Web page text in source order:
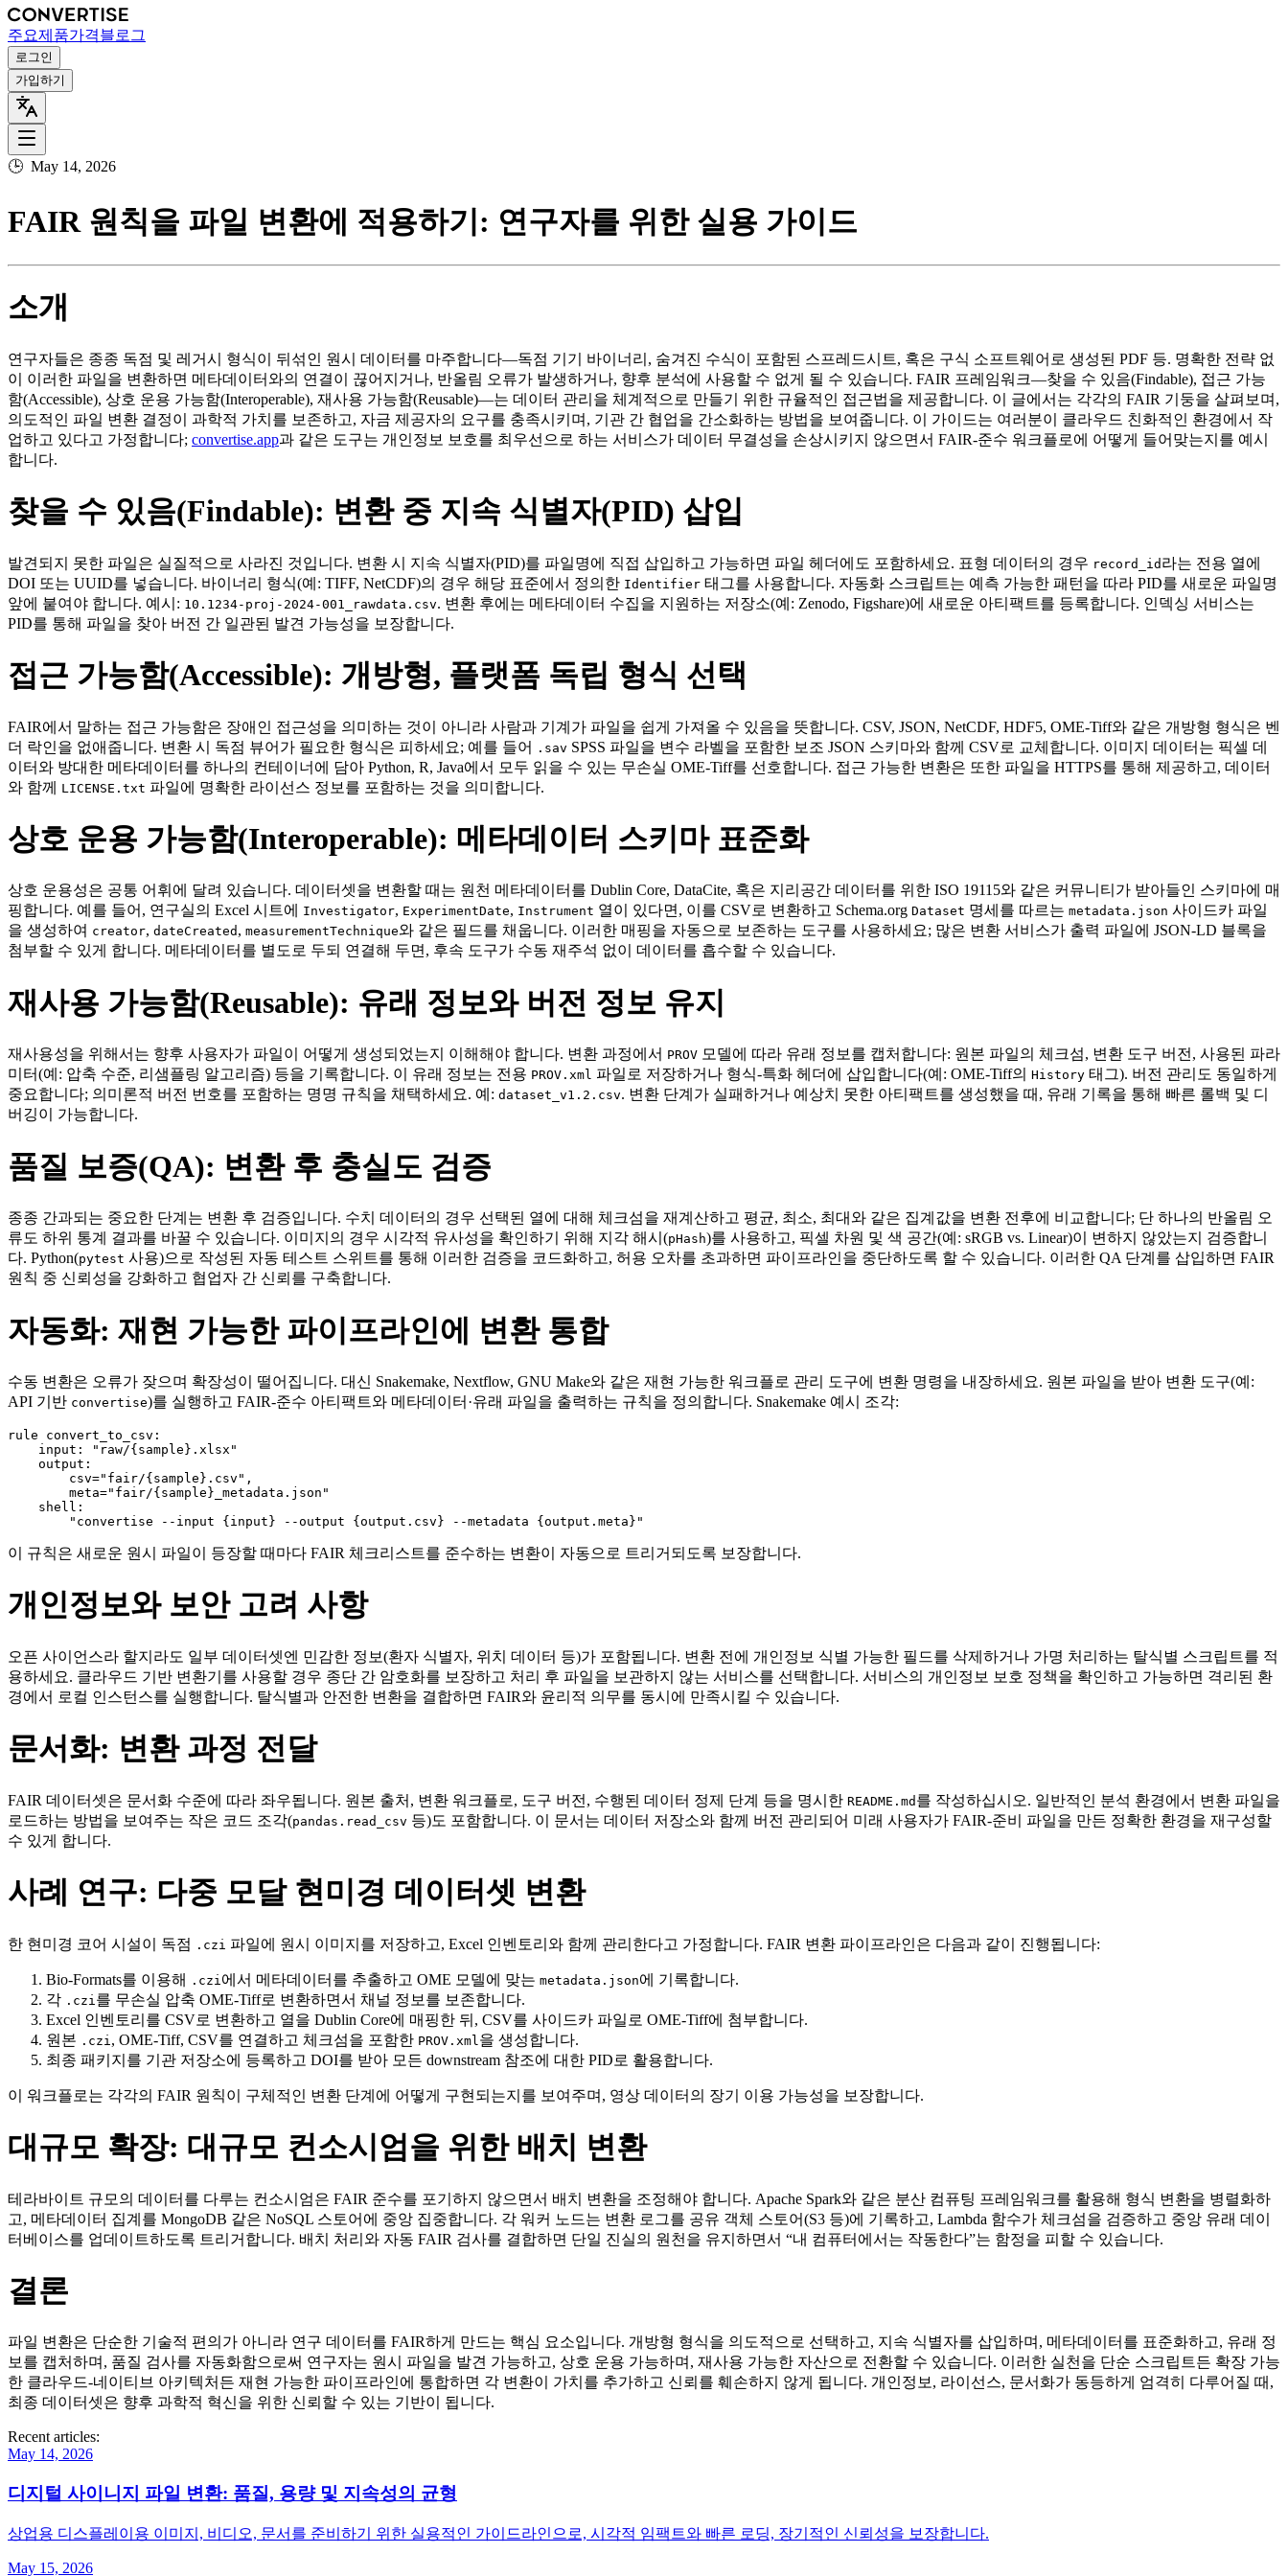
주요제품가격블로그
로그인
가입하기
🕒 May 14, 2026
FAIR 원칙을 파일 변환에 적용하기: 연구자를 위한 실용 가이드
소개
연구자들은 종종 독점 및 레거시 형식이 뒤섞인 원시 데이터를 마주합니다—독점 기기 바이너리, 숨겨진 수식이 포함된 스프레드시트, 혹은 구식 소프트웨어로 생성된 PDF 등. 명확한 전략 없
이 이러한 파일을 변환하면 메타데이터와의 연결이 끊어지거나, 반올림 오류가 발생하거나, 향후 분석에 사용할 수 없게 될 수 있습니다. FAIR 프레임워크—찾을 수 있음(Findable), 접근 가능
함(Accessible), 상호 운용 가능함(Interoperable), 재사용 가능함(Reusable)—는 데이터 관리을 체계적으로 만들기 위한 규율적인 접근법을 제공합니다. 이 글에서는 각각의 FAIR 기둥을 살펴보며,
의도적인 파일 변환 결정이 과학적 가치를 보존하고, 자금 제공자의 요구를 충족시키며, 기관 간 협업을 간소화하는 방법을 보여줍니다. 이 가이드는 여러분이 클라우드 친화적인 환경에서 작
업하고 있다고 가정합니다; convertise.app과 같은 도구는 개인정보 보호를 최우선으로 하는 서비스가 데이터 무결성을 손상시키지 않으면서 FAIR‑준수 워크플로에 어떻게 들어맞는지를 예시
합니다.
찾을 수 있음(Findable): 변환 중 지속 식별자(PID) 삽입
발견되지 못한 파일은 실질적으로 사라진 것입니다. 변환 시 지속 식별자(PID)를 파일명에 직접 삽입하고 가능하면 파일 헤더에도 포함하세요. 표형 데이터의 경우 record_id 라는 전용 열에
DOI 또는 UUID를 넣습니다. 바이너리 형식(예: TIFF, NetCDF)의 경우 해당 표준에서 정의한 Identifier 태그를 사용합니다. 자동화 스크립트는 예측 가능한 패턴을 따라 PID를 새로운 파일명
앞에 붙여야 합니다. 예시: 10.1234‑proj‑2024‑001_rawdata.csv. 변환 후에는 메타데이터 수집을 지원하는 저장소(예: Zenodo, Figshare)에 새로운 아티팩트를 등록합니다. 인덱싱 서비스는
PID를 통해 파일을 찾아 버전 간 일관된 발견 가능성을 보장합니다.
접근 가능함(Accessible): 개방형, 플랫폼 독립 형식 선택
FAIR에서 말하는 접근 가능함은 장애인 접근성을 의미하는 것이 아니라 사람과 기계가 파일을 쉽게 가져올 수 있음을 뜻합니다. CSV, JSON, NetCDF, HDF5, OME‑Tiff와 같은 개방형 형식은 벤
더 락인을 없애줍니다. 변환 시 독점 뷰어가 필요한 형식은 피하세요; 예를 들어
.sav SPSS 파일을 변수 라벨을 포함한 보조 JSON 스키마와 함께 CSV로 교체합니다. 이미지 데이터는 픽셀 데
이터와 방대한 메타데이터를 하나의 컨테이너에 담아 Python, R, Java에서 모두 읽을 수 있는 무손실 OME‑Tiff를 선호합니다. 접근 가능한 변환은 또한 파일을 HTTPS를 통해 제공하고, 데이터
와 함께
LICENSE.txt 파일에 명확한 라이선스 정보를 포함하는 것을 의미합니다.
상호 운용 가능함(Interoperable): 메타데이터 스키마 표준화
상호 운용성은 공통 어휘에 달려 있습니다. 데이터셋을 변환할 때는 원천 메타데이터를 Dublin Core, DataCite, 혹은 지리공간 데이터를 위한 ISO 19115와 같은 커뮤니티가 받아들인 스키마에 매
핑합니다. 예를 들어, 연구실의 Excel 시트에
Investigator, ExperimentDate, Instrument 열이 있다면, 이를 CSV로 변환하고 Schema.org Dataset 명세를 따르는 metadata.json 사이드카 파일
을 생성하여 creator, dateCreated , measurementTechnique와 같은 필드를 채웁니다. 이러한 매핑을 자동으로 보존하는 도구를 사용하세요; 많은 변환 서비스가 출력 파일에 JSON‑LD 블록을
첨부할 수 있게 합니다. 메타데이터를 별도로 두되 연결해 두면, 후속 도구가 수동 재주석 없이 데이터를 흡수할 수 있습니다.
재사용 가능함(Reusable): 유래 정보와 버전 정보 유지
재사용성을 위해서는 향후 사용자가 파일이 어떻게 생성되었는지 이해해야 합니다. 변환 과정에서 PROV 모델에 따라 유래 정보를 캡처합니다: 원본 파일의 체크섬, 변환 도구 버전, 사용된 파라
미터(예: 압축 수준, 리샘플링 알고리즘) 등을 기록합니다. 이 유래 정보는 전용 PROV.xml 파일로 저장하거나 형식‑특화 헤더에 삽입합니다(예: OME‑Tiff의 History 태그). 버전 관리도 동일하게
중요합니다; 의미론적 버전 번호를 포함하는 명명 규칙을 채택하세요. 예: dataset_v1.2.csv. 변환 단계가 실패하거나 예상치 못한 아티팩트를 생성했을 때, 유래 기록을 통해 빠른 롤백 및 디
버깅이 가능합니다.
품질 보증(QA): 변환 후 충실도 검증
종종 간과되는 중요한 단계는 변환 후 검증입니다. 수치 데이터의 경우 선택된 열에 대해 체크섬을 재계산하고 평균, 최소, 최대와 같은 집계값을 변환 전후에 비교합니다; 단 하나의 반올림 오
류도 하위 통계 결과를 바꿀 수 있습니다. 이미지의 경우 시각적 유사성을 확인하기 위해 지각 해시(pHash)를 사용하고, 픽셀 차원 및 색 공간(예: sRGB vs. Linear)이 변하지 않았는지 검증합니
다. Python(pytest 사용)으로 작성된 자동 테스트 스위트를 통해 이러한 검증을 코드화하고, 허용 오차를 초과하면 파이프라인을 중단하도록 할 수 있습니다. 이러한 QA 단계를 삽입하면 FAIR
원칙 중 신뢰성을 강화하고 협업자 간 신뢰를 구축합니다.
자동화: 재현 가능한 파이프라인에 변환 통합
수동 변환은 오류가 잦으며 확장성이 떨어집니다. 대신 Snakemake, Nextflow, GNU Make와 같은 재현 가능한 워크플로 관리 도구에 변환 명령을 내장하세요. 원본 파일을 받아 변환 도구(예:
API 기반 convertise)를 실행하고 FAIR‑준수 아티팩트와 메타데이터·유래 파일을 출력하는 규칙을 정의합니다. Snakemake 예시 조각:
rule convert_to_csv:
    input: "raw/{sample}.xlsx"
    output:
        csv="fair/{sample}.csv",
        meta="fair/{sample}_metadata.json"
    shell:
이 규칙은 새로운 원시 파일이 등장할 때마다 FAIR 체크리스트를 준수하는 변환이 자동으로 트리거되도록 보장합니다.
개인정보와 보안 고려 사항
오픈 사이언스라 할지라도 일부 데이터셋엔 민감한 정보(환자 식별자, 위치 데이터 등)가 포함됩니다. 변환 전에 개인정보 식별 가능한 필드를 삭제하거나 가명 처리하는 탈식별 스크립트를 적
용하세요. 클라우드 기반 변환기를 사용할 경우 종단 간 암호화를 보장하고 처리 후 파일을 보관하지 않는 서비스를 선택합니다. 서비스의 개인정보 보호 정책을 확인하고 가능하면 격리된 환
경에서 로컬 인스턴스를 실행합니다. 탈식별과 안전한 변환을 결합하면 FAIR와 윤리적 의무를 동시에 만족시킬 수 있습니다.
문서화: 변환 과정 전달
FAIR 데이터셋은 문서화 수준에 따라 좌우됩니다. 원본 출처, 변환 워크플로, 도구 버전, 수행된 데이터 정제 단계 등을 명시한 README.md 를 작성하십시오. 일반적인 분석 환경에서 변환 파일을
로드하는 방법을 보여주는 작은 코드 조각(pandas.read_csv 등)도 포함합니다. 이 문서는 데이터 저장소와 함께 버전 관리되어 미래 사용자가 FAIR‑준비 파일을 만든 정확한 환경을 재구성할
수 있게 합니다.
사례 연구: 다중 모달 현미경 데이터셋 변환
한 현미경 코어 시설이 독점 .czi 파일에 원시 이미지를 저장하고, Excel 인벤토리와 함께 관리한다고 가정합니다. FAIR 변환 파이프라인은 다음과 같이 진행됩니다:
Bio‑Formats를 이용해 .czi 에서 메타데이터를 추출하고 OME 모델에 맞는 metadata.json에 기록합니다.
각 .czi 를 무손실 압축 OME‑Tiff로 변환하면서 채널 정보를 보존합니다.
Excel 인벤토리를 CSV로 변환하고 열을 Dublin Core에 매핑한 뒤, CSV를 사이드카 파일로 OME‑Tiff에 첨부합니다.
원본 .czi , OME‑Tiff, CSV를 연결하고 체크섬을 포함한 PROV.xml 을 생성합니다.
최종 패키지를 기관 저장소에 등록하고 DOI를 받아 모든 downstream 참조에 대한 PID로 활용합니다.
이 워크플로는 각각의 FAIR 원칙이 구체적인 변환 단계에 어떻게 구현되는지를 보여주며, 영상 데이터의 장기 이용 가능성을 보장합니다.
대규모 확장: 대규모 컨소시엄을 위한 배치 변환
테라바이트 규모의 데이터를 다루는 컨소시엄은 FAIR 준수를 포기하지 않으면서 배치 변환을 조정해야 합니다. Apache Spark와 같은 분산 컴퓨팅 프레임워크를 활용해 형식 변환을 병렬화하
고, 메타데이터 집계를 MongoDB 같은 NoSQL 스토어에 중앙 집중합니다. 각 워커 노드는 변환 로그를 공유 객체 스토어(S3 등)에 기록하고, Lambda 함수가 체크섬을 검증하고 중앙 유래 데이
터베이스를 업데이트하도록 트리거합니다. 배치 처리와 자동 FAIR 검사를 결합하면 단일 진실의 원천을 유지하면서 “내 컴퓨터에서는 작동한다”는 함정을 피할 수 있습니다.
결론
파일 변환은 단순한 기술적 편의가 아니라 연구 데이터를 FAIR하게 만드는 핵심 요소입니다. 개방형 형식을 의도적으로 선택하고, 지속 식별자를 삽입하며, 메타데이터를 표준화하고, 유래 정
보를 캡처하며, 품질 검사를 자동화함으로써 연구자는 원시 파일을 발견 가능하고, 상호 운용 가능하며, 재사용 가능한 자산으로 전환할 수 있습니다. 이러한 실천을 단순 스크립트든 확장 가능
한 클라우드‑네이티브 아키텍처든 재현 가능한 파이프라인에 통합하면 각 변환이 가치를 추가하고 신뢰를 훼손하지 않게 됩니다. 개인정보, 라이선스, 문서화가 동등하게 엄격히 다루어질 때,
최종 데이터셋은 향후 과학적 혁신을 위한 신뢰할 수 있는 기반이 됩니다.
Recent articles:
May 14, 2026
디지털 사이니지 파일 변환: 품질, 용량 및 지속성의 균형
상업용 디스플레이용 이미지, 비디오, 문서를 준비하기 위한 실용적인 가이드라인으로, 시각적 임팩트와 빠른 로딩, 장기적인 신뢰성을 보장합니다.
May 15, 2026